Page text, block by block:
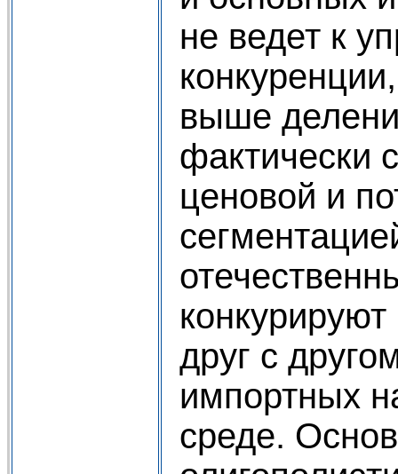
не ведет к
выше
фактически
ценовой и
друг с
импортных
среде.